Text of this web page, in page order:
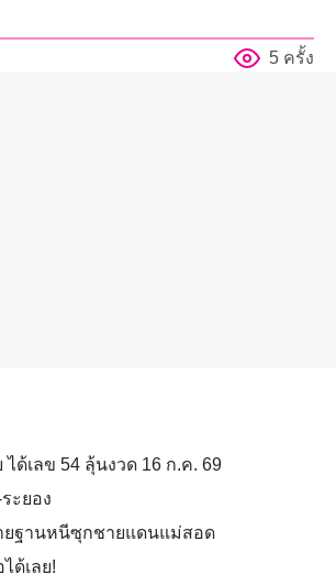
5 ครั้ง
ด้เลข 54 ลุ้นงวด 16 ก.ค. 69
ะยอง
ยฐานหนีซุกชายแดนแม่สอด
ด้เลย!